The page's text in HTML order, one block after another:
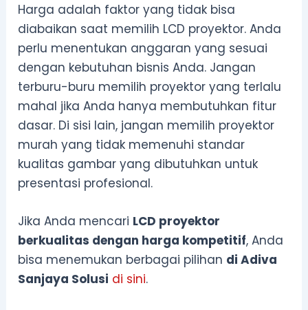
Harga adalah faktor yang tidak bisa
diabaikan saat memilih LCD proyektor. Anda
perlu menentukan anggaran yang sesuai
dengan kebutuhan bisnis Anda. Jangan
terburu-buru memilih proyektor yang terlalu
mahal jika Anda hanya membutuhkan fitur
dasar. Di sisi lain, jangan memilih proyektor
murah yang tidak memenuhi standar
kualitas gambar yang dibutuhkan untuk
presentasi profesional.
Jika Anda mencari LCD proyektor
berkualitas dengan harga kompetitif, Anda
bisa menemukan berbagai pilihan di Adiva
Sanjaya Solusi di sini.